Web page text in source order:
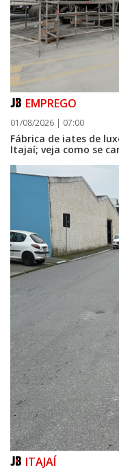
EMPREGO
01/08/2026 | 07:00
Fábrica de iates de
Itajaí; veja como se
ITAJAÍ